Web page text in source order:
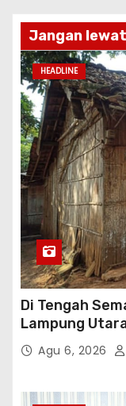
Jangan
HEADLINE
Di Tengah
Lampung
Agu 6, 2026